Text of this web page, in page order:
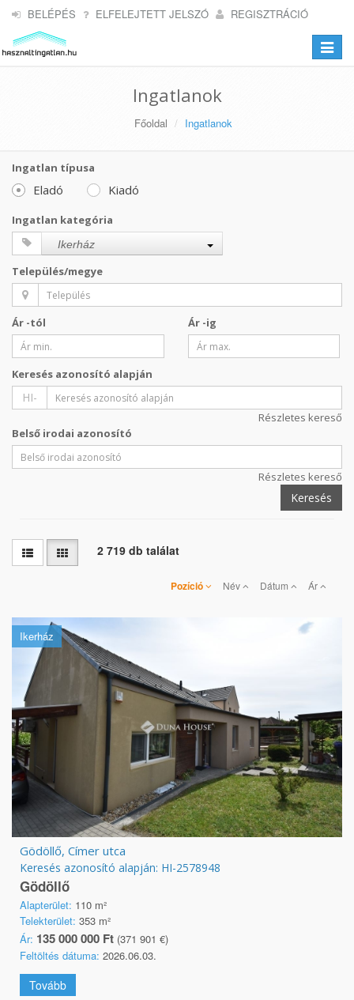
BELÉPÉS ELFELEJTETT JELSZÓ REGISZTRÁCIÓ
Toggle
Ingatlanok
Főoldal Ingatlanok
Ingatlan típusa
Eladó Kiadó
Ingatlan kategória
Ikerház
Település/megye
Ár -tól Ár -ig
Keresés azonosító alapján
HI-
Részletes kereső
Belső irodai azonosító
Részletes kereső
Keresés
2 719 db találat
Pozíció Név Dátum Ár
Ikerház
Gödöllő, Címer utca
Keresés azonosító alapján: HI-2578948
Gödöllő
Alapterület: 110 m²
Telekterület: 353 m²
Ár: 135 000 000 Ft (371 901 €)
Feltöltés dátuma: 2026.06.03.
Tovább